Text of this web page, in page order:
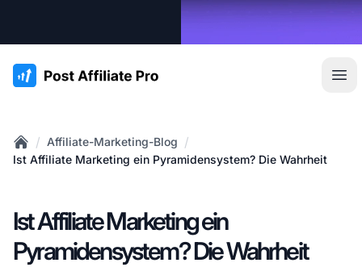
:site.title
Home
/ Affiliate-Marketing-Blog /
Ist Affiliate Marketing ein Pyramidensystem? Die Wahrheit
Ist Affiliate Marketing ein
Pyramidensystem? Die Wahrheit